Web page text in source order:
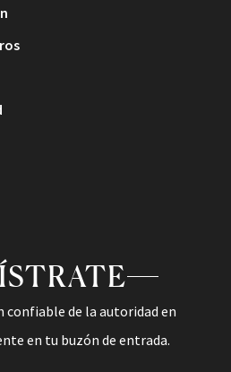
confiable de la autoridad en
en tu buzón de entrada.